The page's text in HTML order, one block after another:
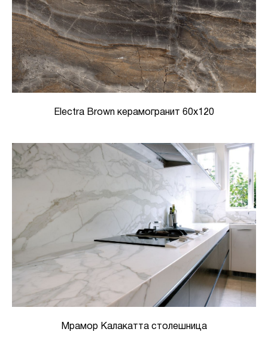
Electra Brown керамогранит 60x120
Мрамор Калакатта столешница